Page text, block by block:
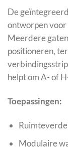
De
ontworpen voor
Meerdere
positioneren,
helpt om A- of
Toepassingen:
Modulaire